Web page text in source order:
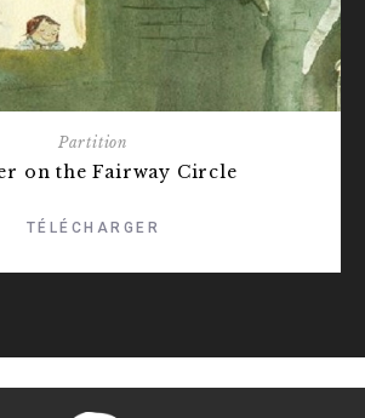
Partition
on the Fairway Circle
TÉLÉCHARGER